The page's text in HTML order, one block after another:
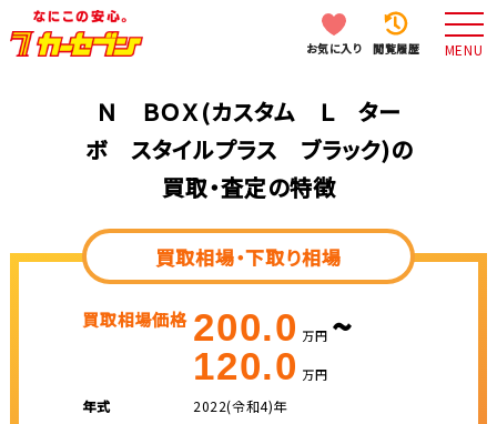
お気に入り 閲覧履歴 MENU
Ｎ ＢＯＸ(カスタム Ｌ ター
ボ スタイルプラス ブラック)の
買取・査定の特徴
買取相場・下取り相場
買取相場価格 200.0 万円 ~
120.0 万円
年式
2022(令和4)年